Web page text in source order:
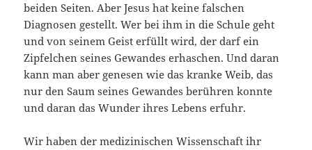
beiden Seiten. Aber Jesus hat keine falschen
Diagnosen gestellt. Wer bei ihm in die Schule geht
und von seinem Geist erfüllt wird, der darf ein
Zipfelchen seines Gewandes erhaschen. Und daran
kann man aber genesen wie das kranke Weib, das
nur den Saum seines Gewandes berühren konnte
und daran das Wunder ihres Lebens erfuhr.
Wir haben der medizinischen Wissenschaft ihr